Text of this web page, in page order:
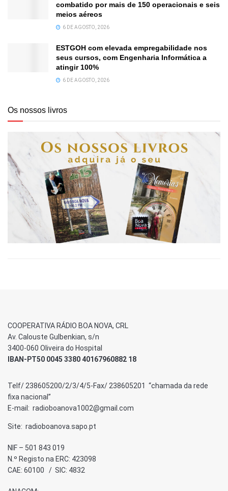
combatido por mais de 150 operacionais e seis
meios aéreos
6 DE AGOSTO, 2026
ESTGOH com elevada empregabilidade nos
seus cursos, com Engenharia Informática a
atingir 100%
6 DE AGOSTO, 2026
Os nossos livros
COOPERATIVA RÁDIO BOA NOVA, CRL
Av. Calouste Gulbenkian, s/n
3400-060 Oliveira do Hospital
IBAN-PT50 0045 3380 40167960882 18
Telf/ 238605200/2/3/4/5-Fax/ 238605201 “chamada da rede
fixa nacional”
E-mail: radioboanova1002@gmail.com
Site: radioboanova.sapo.pt
NIF – 501 843 019
N.º Registo na ERC: 423098
CAE: 60100 / SIC: 4832